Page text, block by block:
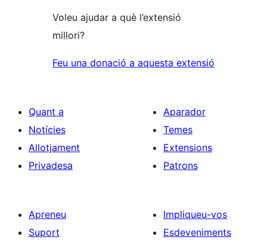
Voleu ajudar a què l’extensió
millori?
Feu una donació a aquesta extensió
Quant a
Notícies
Allotjament
Privadesa
Aparador
Temes
Extensions
Patrons
Apreneu
Suport
Impliqueu-vos
Esdeveniments